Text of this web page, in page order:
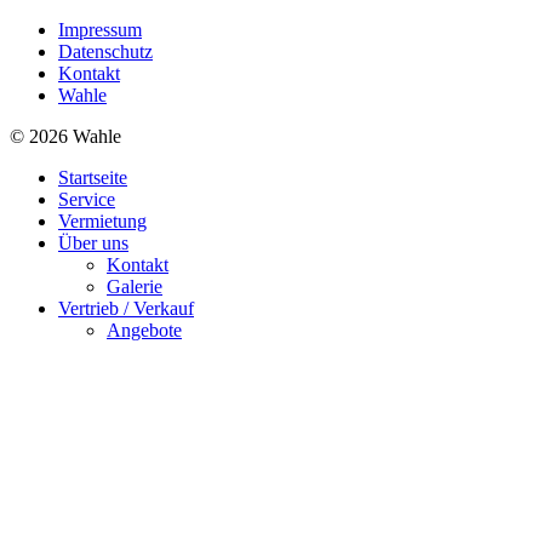
Impressum
Datenschutz
Kontakt
Wahle
© 2026 Wahle
Startseite
Service
Vermietung
Über uns
Kontakt
Galerie
Vertrieb / Verkauf
Angebote